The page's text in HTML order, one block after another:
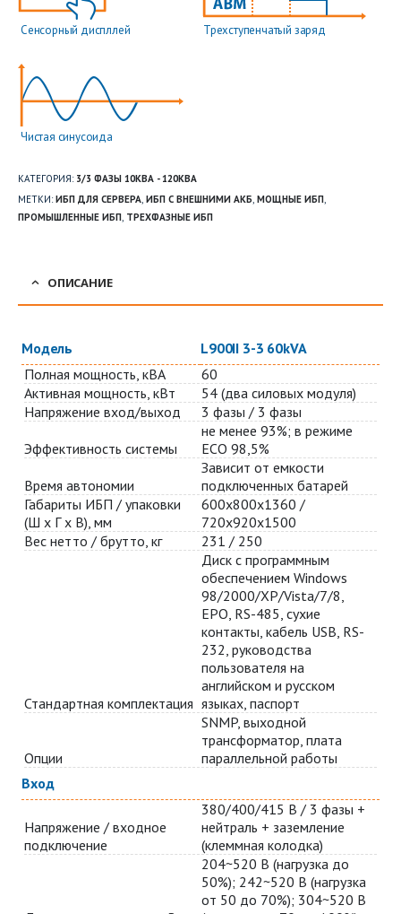
Сенсорный диспллей Трехступенчатый заряд
Чистая синусоида
КАТЕГОРИЯ: 3/3 ФАЗЫ 10КВА - 120КВА
МЕТКИ:ИБП ДЛЯ СЕРВЕРА, ИБП С ВНЕШНИМИ АКБ, МОЩНЫЕ ИБП,
ПРОМЫШЛЕННЫЕ ИБП, ТРЕХФАЗНЫЕ ИБП
ОПИСАНИЕ
Модель
L900II 3-3 60kVA
Полная мощность, кВА
60
Активная мощность, кВт
54 (два силовых модуля)
Напряжение вход/выход
3 фазы / 3 фазы
Эффективность системы
не менее 93%; в режиме
ECO 98,5%
Время автономии
Зависит от емкости
подключенных батарей
Габариты ИБП / упаковки
(Ш х Г х В), мм
600х800х1360 /
720х920х1500
Вес нетто / брутто, кг
231 / 250
Стандартная комплектация
Диск с программным
обеспечением Windows
98/2000/XP/Vista/7/8,
EPO, RS-485, сухие
контакты, кабель USB, RS-
232, руководства
пользователя на
английском и русском
языках, паспорт
Опции
SNMP, выходной
трансформатор, плата
параллельной работы
Вход
Напряжение / входное
подключение
380/400/415 В / 3 фазы +
нейтраль + заземление
(клеммная колодка)
204~520 В (нагрузка до
50%); 242~520 В (нагрузка
от 50 до 70%); 304~520 В